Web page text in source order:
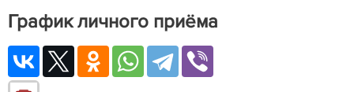
График личного приёма